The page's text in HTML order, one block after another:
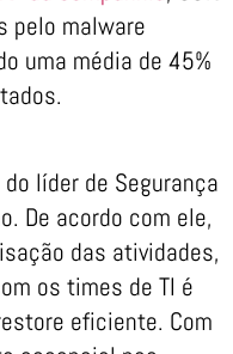
pelo malware
uma média de 45%
líder de Segurança
De acordo com ele,
das atividades,
os times de TI é
eficiente. Com